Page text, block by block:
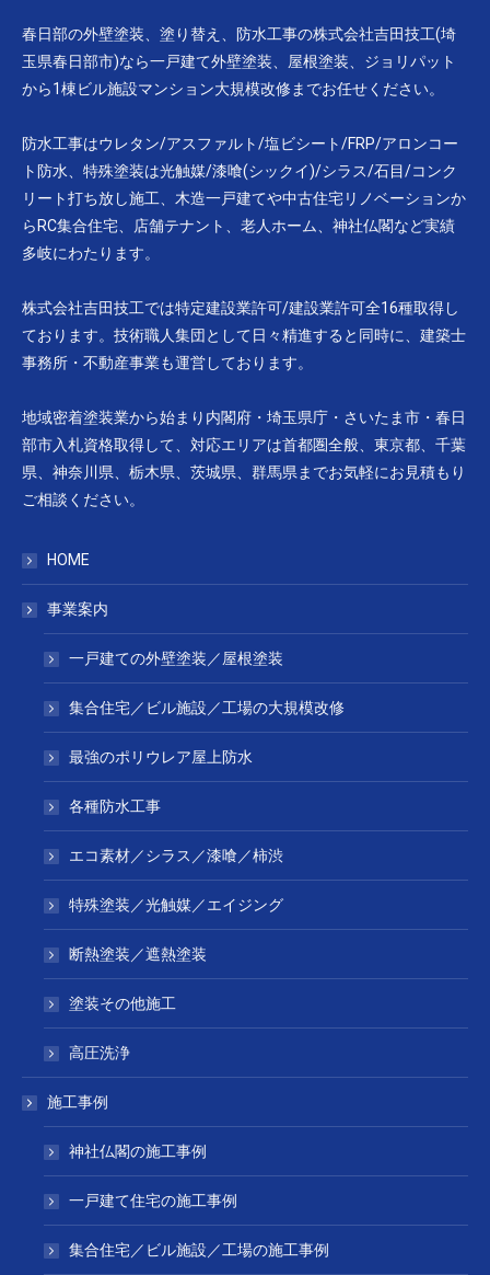
春日部の外壁塗装、塗り替え、防水工事の株式会社吉田技工(埼
玉県春日部市)なら一戸建て外壁塗装、屋根塗装、ジョリパット
から1棟ビル施設マンション大規模改修までお任せください。
防水工事はウレタン/アスファルト/塩ビシート/FRP/アロンコー
ト防水、特殊塗装は光触媒/漆喰(シックイ)/シラス/石目/コンク
リート打ち放し施工、木造一戸建てや中古住宅リノベーションか
らRC集合住宅、店舗テナント、老人ホーム、神社仏閣など実績
多岐にわたります。
株式会社吉田技工では特定建設業許可/建設業許可全16種取得し
ております。技術職人集団として日々精進すると同時に、建築士
事務所・不動産事業も運営しております。
地域密着塗装業から始まり内閣府・埼玉県庁・さいたま市・春日
部市入札資格取得して、対応エリアは首都圏全般、東京都、千葉
県、神奈川県、栃木県、茨城県、群馬県までお気軽にお見積もり
ご相談ください。
HOME
事業案内
一戸建ての外壁塗装／屋根塗装
集合住宅／ビル施設／工場の大規模改修
最強のポリウレア屋上防水
各種防水工事
エコ素材／シラス／漆喰／柿渋
特殊塗装／光触媒／エイジング
断熱塗装／遮熱塗装
塗装その他施工
高圧洗浄
施工事例
神社仏閣の施工事例
一戸建て住宅の施工事例
集合住宅／ビル施設／工場の施工事例